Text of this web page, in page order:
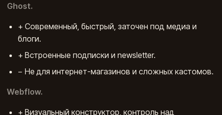
Ghost.
+ Современный, быстрый, заточен под медиа и
блоги.
+ Встроенные подписки и newsletter.
− Не для интернет-магазинов и сложных кастомов.
Webflow.
+ Визуальный конструктор, контроль над